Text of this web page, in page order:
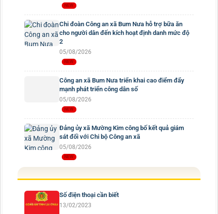
Chi đoàn Công an xã Bum Nưa hỗ trợ bữa ăn
cho người dân đến kích hoạt định danh mức độ
2
05/08/2026
Công an xã Bum Nưa triển khai cao điểm đẩy
mạnh phát triển công dân số
05/08/2026
Đảng ủy xã Mường Kim công bố kết quả giám
sát đối với Chi bộ Công an xã
05/08/2026
Số điện thoại cần biết
13/02/2023